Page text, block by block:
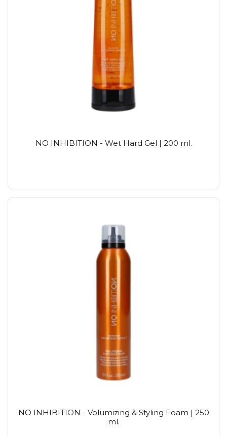
NO INHIBITION - Wet Hard Gel | 200 ml.
NO INHIBITION - Volumizing & Styling Foam | 250
ml.